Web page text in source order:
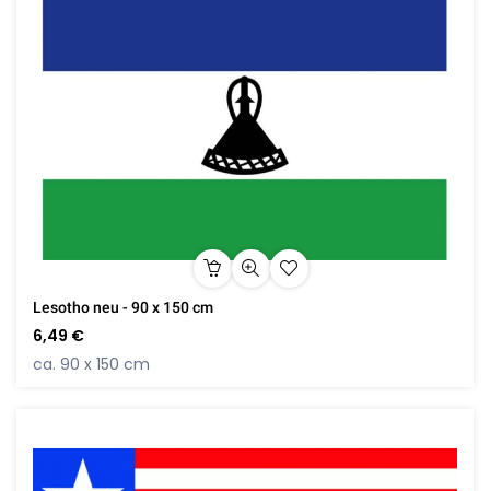
Lesotho neu - 90 x 150 cm
6,49 €
ca. 90 x 150 cm